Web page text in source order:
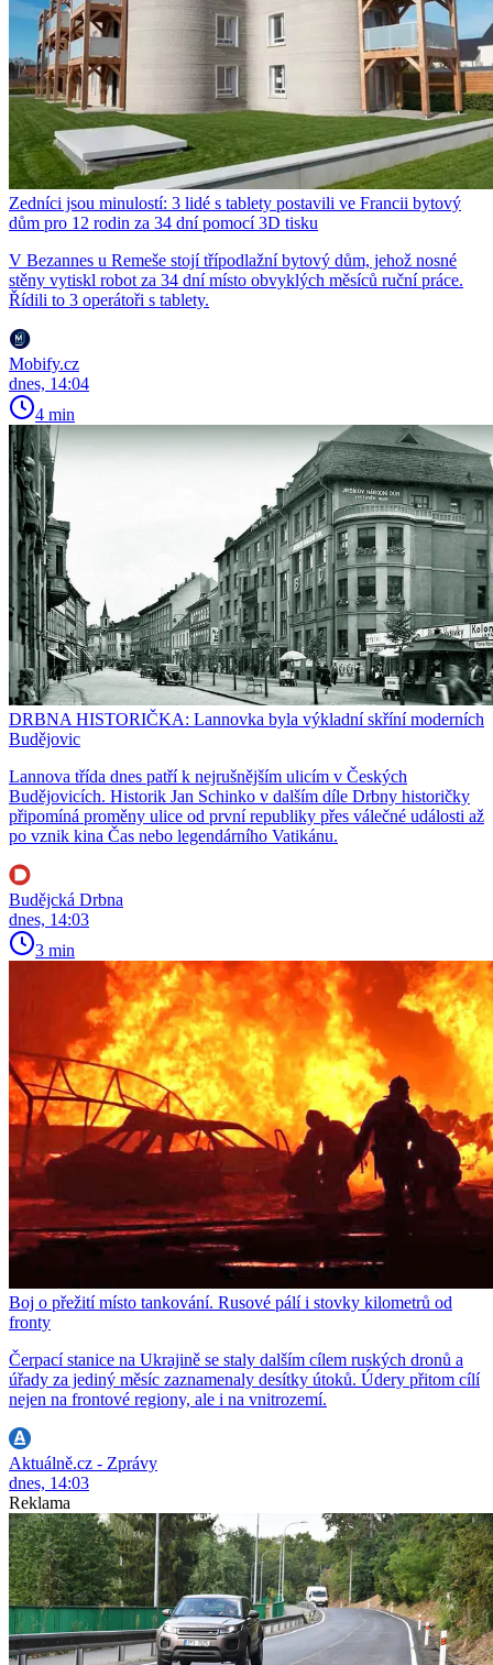
Zedníci jsou minulostí: 3 lidé s tablety postavili ve Francii bytový
dům pro 12 rodin za 34 dní pomocí 3D tisku
V Bezannes u Remeše stojí třípodlažní bytový dům, jehož nosné
stěny vytiskl robot za 34 dní místo obvyklých měsíců ruční práce.
Řídili to 3 operátoři s tablety.
Mobify.cz
dnes, 14:04
4 min
DRBNA HISTORIČKA: Lannovka byla výkladní skříní moderních
Budějovic
Lannova třída dnes patří k nejrušnějším ulicím v Českých
Budějovicích. Historik Jan Schinko v dalším díle Drbny historičky
připomíná proměny ulice od první republiky přes válečné události až
po vznik kina Čas nebo legendárního Vatikánu.
Budějcká Drbna
dnes, 14:03
3 min
Boj o přežití místo tankování. Rusové pálí i stovky kilometrů od
fronty
Čerpací stanice na Ukrajině se staly dalším cílem ruských dronů a
úřady za jediný měsíc zaznamenaly desítky útoků. Údery přitom cílí
nejen na frontové regiony, ale i na vnitrozemí.
Aktuálně.cz - Zprávy
dnes, 14:03
Reklama